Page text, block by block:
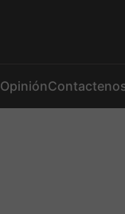
Opinión